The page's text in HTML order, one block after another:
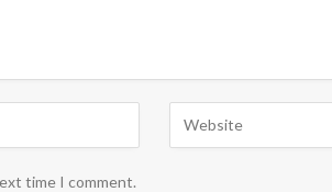
time I comment.